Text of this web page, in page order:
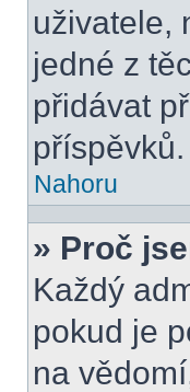
uživatele,
jedné z
přidávat
příspěvků.
Nahoru
» Proč
Každý
pokud je
na